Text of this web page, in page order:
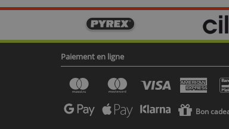
Paiement en ligne
Bon